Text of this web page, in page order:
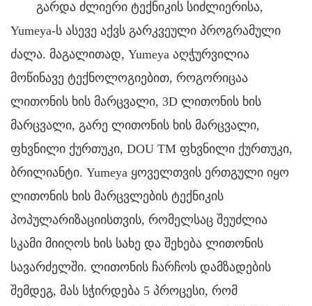
გარდა ძლიერი ტექნიკის სიძლიერისა,
Yumeya-ს ასევე აქვს გარკვეული პროგრამული
ძალა. მაგალითად, Yumeya აღჭურვილია
მოწინავე ტექნოლოგიებით, როგორიცაა
ლითონის ხის მარცვალი, 3D ლითონის ხის
მარცვალი, გარე ლითონის ხის მარცვალი,
ფხვნილი ქურთუკი, DOU TM ფხვნილი ქურთუკი,
ბრილიანტი. Yumeya ყოველთვის ერთგული იყო
ლითონის ხის მარცვლების ტექნიკის
პოპულარიზაციისთვის, რომელსაც შეუძლია
სკამი მიიღოს ხის სახე და შეხება ლითონის
სავარძელში. ლითონის ჩარჩოს დამზადების
შემდეგ, მას სჭირდება 5 პროცესი, რომ